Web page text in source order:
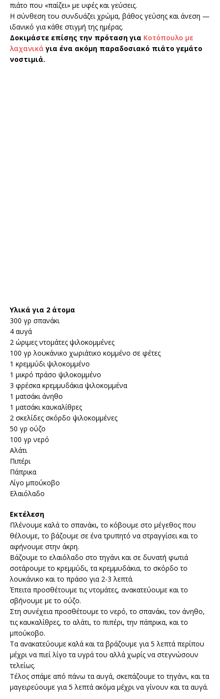
πιάτο που «παίζει» με υφές και γεύσεις.
Η σύνθεση του συνδυάζει χρώμα, βάθος γεύσης και άνεση —
ιδανικό για κάθε στιγμή της ημέρας.
Δοκιμάστε επίσης την πρόταση για Κοτόπουλο με
λαχανικά για ένα ακόμη παραδοσιακό πιάτο γεμάτο
νοστιμιά.
Υλικά για 2 άτομα
300 γρ σπανάκι
4 αυγά
2 ώριμες ντομάτες ψιλοκομμένες
100 γρ λουκάνικο χωριάτικο κομμένο σε φέτες
1 κρεμμύδι ψιλοκομμένο
1 μικρό πράσο ψιλοκομμένο
3 φρέσκα κρεμμυδάκια ψιλοκομμένα
1 ματσάκι άνηθο
1 ματσάκι καυκαλίθρες
2 σκελίδες σκόρδο ψιλοκομμένες
50 γρ ούζο
100 γρ νερό
Αλάτι
Πιπέρι
Πάπρικα
Λίγο μπούκοβο
Ελαιόλαδο
Εκτέλεση
Πλένουμε καλά το σπανάκι, το κόβουμε στο μέγεθος που
θέλουμε, το βάζουμε σε ένα τρυπητό να στραγγίσει και το
αφήνουμε στην άκρη.
Βάζουμε το ελαιόλαδο στο τηγάνι και σε δυνατή φωτιά
σοτάρουμε το κρεμμύδι, τα κρεμμυδάκια, το σκόρδο το
λουκάνικο και το πράσο για 2-3 λεπτά.
Έπειτα προσθέτουμε τις ντομάτες, ανακατεύουμε και το
σβήνουμε με το ούζο.
Στη συνέχεια προσθέτουμε το νερό, το σπανάκι, τον άνηθο,
τις καυκαλίθρες, το αλάτι, το πιπέρι, την πάπρικα, και το
μπούκοβο.
Τα ανακατεύουμε καλά και τα βράζουμε για 5 λεπτά περίπου
μέχρι να πιεί λίγο τα υγρά του αλλά χωρίς να στεγνώσουν
τελείως.
Τέλος σπάμε από πάνω τα αυγά, σκεπάζουμε το τηγάνι, και τα
μαγειρεύουμε για 5 λεπτά ακόμα μέχρι να γίνουν και τα αυγά.